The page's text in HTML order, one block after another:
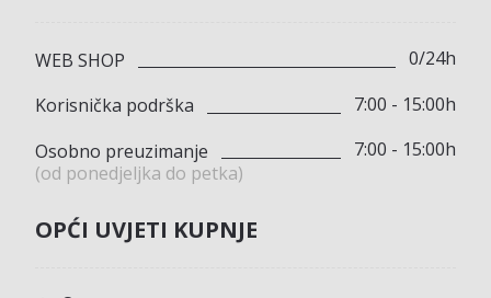
WEB SHOP
0/24h
Korisnička podrška
7:00 - 15:00h
Osobno preuzimanje
(od ponedjeljka do petka)
7:00 - 15:00h
OPĆI UVJETI KUPNJE